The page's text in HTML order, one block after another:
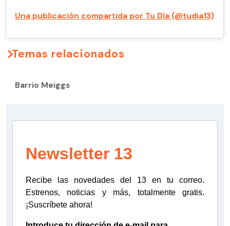
Una publicación compartida por Tu Día (@tudia13)
Temas relacionados
Barrio Meiggs
Newsletter 13
Recibe las novedades del 13 en tu correo.
Estrenos, noticias y más, totalmente gratis.
¡Suscríbete ahora!